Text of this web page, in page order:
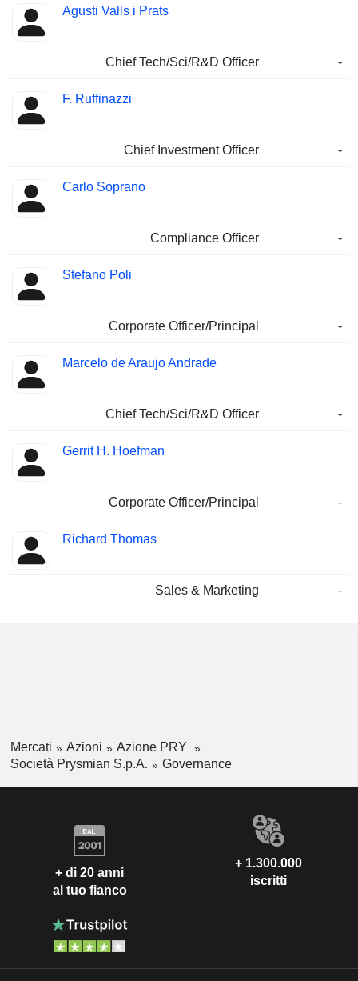
Agusti Valls i Prats
Chief Tech/Sci/R&D Officer -
F. Ruffinazzi
Chief Investment Officer -
Carlo Soprano
Compliance Officer -
Stefano Poli
Corporate Officer/Principal -
Marcelo de Araujo Andrade
Chief Tech/Sci/R&D Officer -
Gerrit H. Hoefman
Corporate Officer/Principal -
Richard Thomas
Sales & Marketing -
Mercati Azioni
Azione PRY
Società Prysmian S.p.A.
Governance
+ di 20 anni
al tuo fianco
+ 1.300.000
iscritti